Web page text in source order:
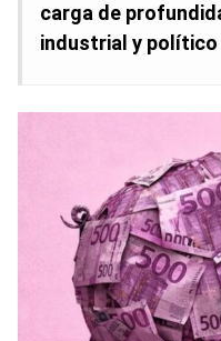
carga de
industrial y